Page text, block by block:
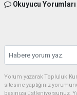
Okuyucu Yorumları
Yorum yazarak Topluluk
sitesine yaptığınız
başınıza üstleniyorsunuz.